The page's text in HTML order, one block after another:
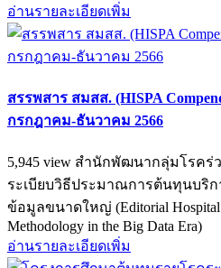
อ่านรายละเอียดเพิ่ม
สรรพสาร สมสส. (HISPA
กรกฎาคม-ธันวาคม 2566
5,945 view สำนักพัฒนากลุ่มโรคร่
ระเบียบวิธีประมาณการต้นทุนบริ
ข้อมูลขนาดใหญ่ (Editorial Hospital
Methodology in the Big Data Era)
อ่านรายละเอียดเพิ่ม